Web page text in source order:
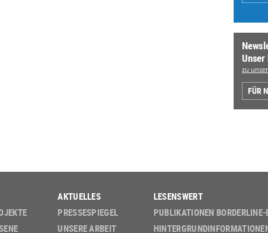
zu
FÜR
AKTUELLES
PRESSESPIEGEL
UNSERE ARBEIT
LESENSWERT
PUBLIKATIONEN BORDERLINE-